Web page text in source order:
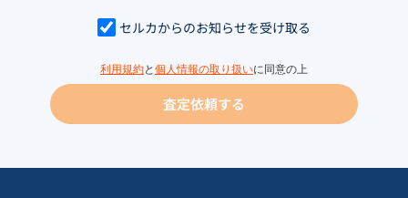
セルカからのお知らせを受け取る
利用規約と 個人情報の取り扱いに同意の上
査定依頼する